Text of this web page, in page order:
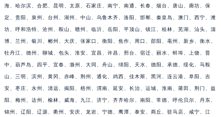
海、哈尔滨、合肥、昆明、太原、石家庄、南宁、南通、长春、烟台、唐山、廊坊、保
定、贵阳、泉州、台州、湖州、中山、乌鲁木齐、洛阳、邯郸、秦皇岛、澳门、西宁、潍
坊、呼和浩特、沧州、鞍山、赣州、临沂、岳阳、平顶山、镇江、桂林、芜湖、汕头、淄
博、兰州、银川、郴州、大庆、张家口、衡阳、焦作、周口、邵阳、亳州、新乡、衡水、
牡丹江、德州、聊城、包头、淮安、宜昌、许昌、邢台、宿迁、丽水、蚌埠、上饶、晋
中、葫芦岛、四平、宜春、滁州、大同、舟山、绵阳、天水、德阳、承德、绥化、马鞍
山、三明、滨州、黄冈、赤峰、荆州、通化、鸡西、佳木斯、黑河、连云港、阜阳、吉
安、枣庄、永州、清远、揭阳、梧州、渭南、延安、长治、运城、淮南、莆田、荆门、益
阳、梅州、达州、榆林、威海、九江、济宁、齐齐哈尔、南阳、常德、呼伦贝尔、丹东、
锦州、辽阳、辽源、衢州、安庆、龙岩、宁德、鹰潭、泰安、商丘、驻马店、咸宁、江